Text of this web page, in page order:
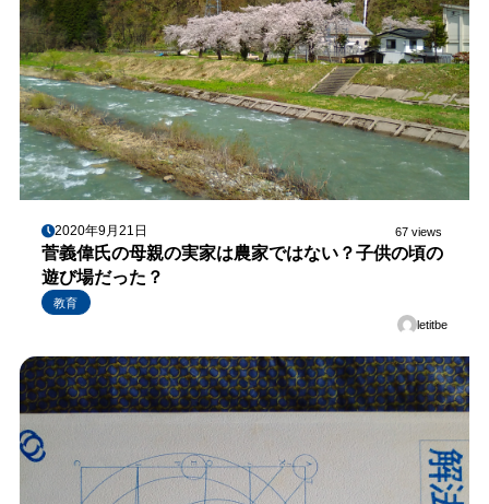
2020年9月21日 67 views
菅義偉氏の母親の実家は農家ではない？子供の頃の
遊び場だった？
教育
letitbe